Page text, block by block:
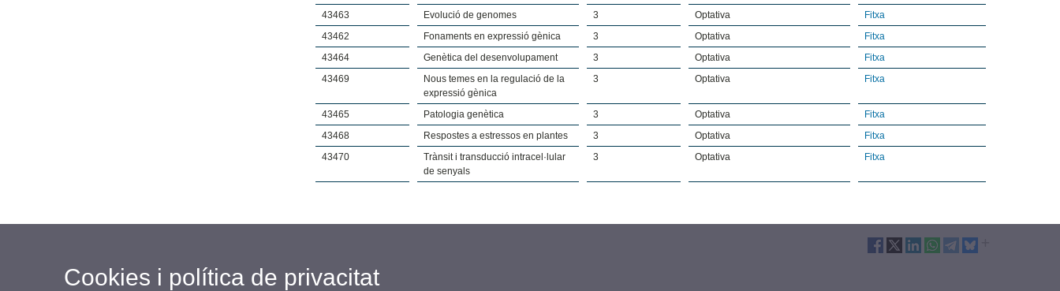
43463 Evolució de genomes 3 Optativa
Fitxa
43462
Fonaments en expressió gènica 3 Optativa
Fitxa
43464
Genètica del desenvolupament 3 Optativa
Fitxa
43469
Nous temes en la regulació de la
expressió gènica
3 Optativa Fitxa
43465 Patologia genètica 3 Optativa
Fitxa
43468
Respostes a estressos en plantes 3 Optativa
Fitxa
43470
Trànsit i transducció intracel·lular
de senyals
3 Optativa Fitxa
Cookies i política de privacitat